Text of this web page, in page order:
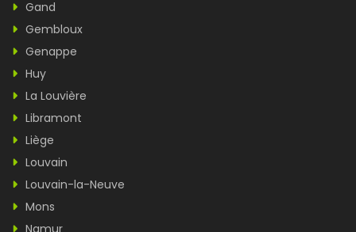
Gand
Gembloux
Genappe
Huy
La Louvière
Libramont
Liège
Louvain
Louvain-la-Neuve
Mons